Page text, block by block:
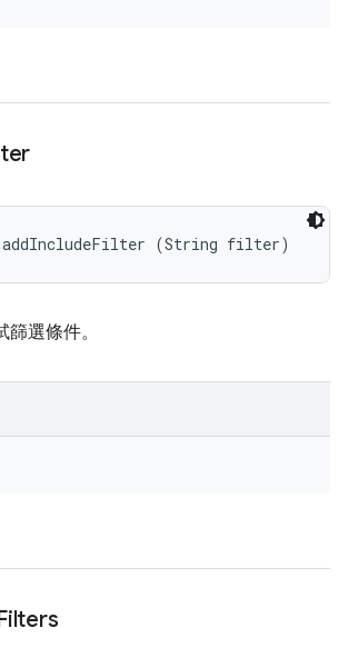
(String filter)
選條件。